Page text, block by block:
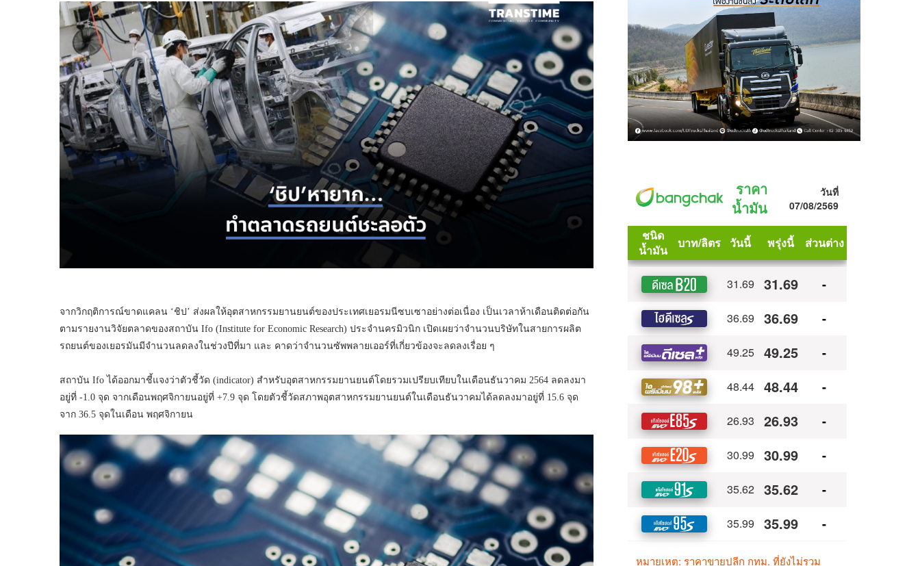
จากวิกฤติการณ์ขาดแคลน ‘ชิป’ ส่งผลให้อุตสาหกรรมยานยนต์ของประเทศเยอรมนีซบเซาอย่างต่อเนื่อง เป็นเวลาห้าเดือนติดต่อกัน
ตามรายงานวิจัยตลาดของสถาบัน Ifo (Institute for Economic Research) ประจำนครมิวนิก เปิดเผยว่าจำนวนบริษัทในสายการผลิต
รถยนต์ของเยอรมันมีจำนวนลดลงในช่วงปีที่มา และ คาดว่าจำนวนซัพพลายเออร์ที่เกี่ยวข้องจะลดลงเรื่อย ๆ
สถาบัน Ifo ได้ออกมาชี้แจงว่าตัวชี้วัด (indicator) สำหรับอุตสาหกรรมยานยนต์โดยรวมเปรียบเทียบในเดือนธันวาคม 2564 ลดลงมา
อยู่ที่ -1.0 จุด จากเดือนพฤศจิกายนอยู่ที่ +7.9 จุด โดยตัวชี้วัดสภาพอุตสาหกรรมยานยนต์ในเดือนธันวาคมได้ลดลงมาอยู่ที่ 15.6 จุด
จาก 36.5 จุดในเดือน พฤศจิกายน